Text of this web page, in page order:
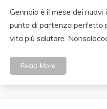
Gennaio è il mese dei nuovi
punto di partenza perfetto
vita più salutare.
Read More